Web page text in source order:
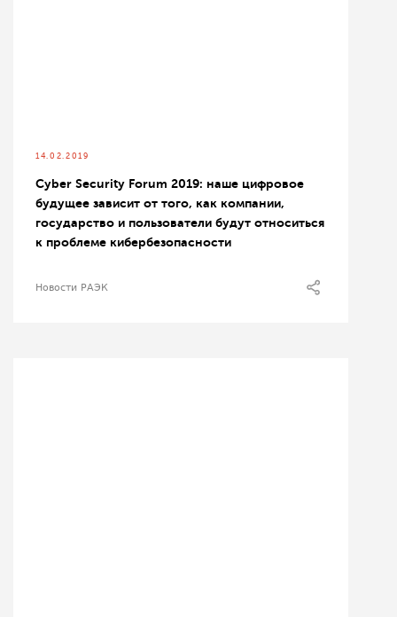
14.02.2019
Cyber Security Forum 2019: наше цифровое
будущее зависит от того, как компании,
государство и пользователи будут относиться
к проблеме кибербезопасности
Новости РАЭК